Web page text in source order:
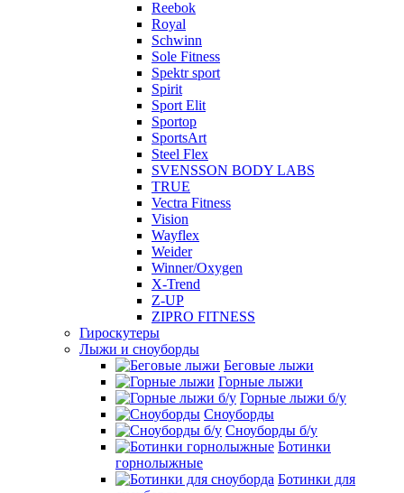
Reebok
Royal
Schwinn
Sole Fitness
Spektr sport
Spirit
Sport Elit
Sportop
SportsArt
Steel Flex
SVENSSON BODY LABS
TRUE
Vectra Fitness
Vision
Wayflex
Weider
Winner/Oxygen
X-Trend
Z-UP
ZIPRO FITNESS
Гироскутеры
Лыжи и сноуборды
Беговые лыжи
Горные лыжи
Горные лыжи б/у
Сноуборды
Сноуборды б/у
Ботинки
горнолыжные
Ботинки для